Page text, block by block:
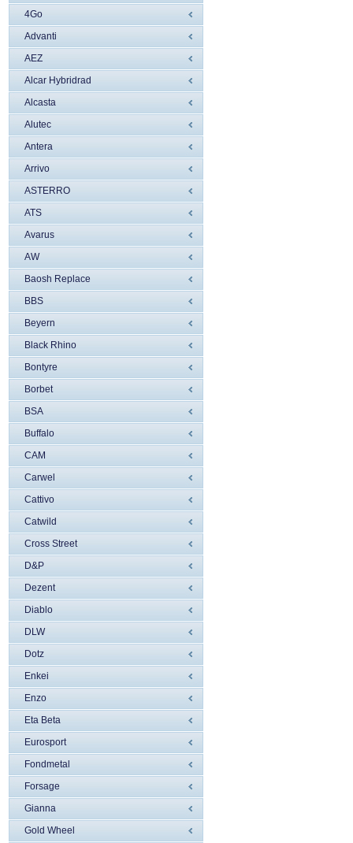
4Go
Advanti
AEZ
Alcar Hybridrad
Alcasta
Alutec
Antera
Arrivo
ASTERRO
ATS
Avarus
AW
Baosh Replace
BBS
Beyern
Black Rhino
Bontyre
Borbet
BSA
Buffalo
CAM
Carwel
Cattivo
Catwild
Cross Street
D&P
Dezent
Diablo
DLW
Dotz
Enkei
Enzo
Eta Beta
Eurosport
Fondmetal
Forsage
Gianna
Gold Wheel